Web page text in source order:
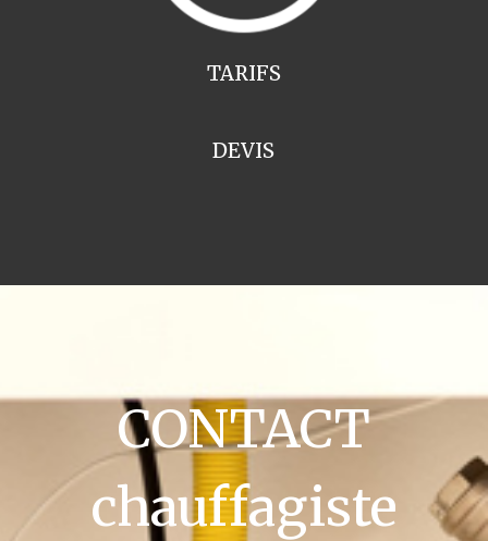
TARIFS
DEVIS
CONTACT
chauffagiste